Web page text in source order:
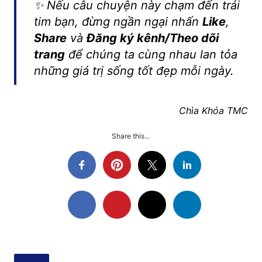
✨ Nếu câu chuyện này chạm đến trái
tim bạn, đừng ngần ngại nhấn Like,
SharevàĐăng ký kênh/Theo dõi
trangđể chúng ta cùng nhau lan tỏa
những giá trị sống tốt đẹp mỗi ngày.
Chìa Khóa TMC
Share this...